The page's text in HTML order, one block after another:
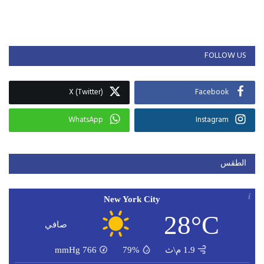
FOLLOW US
Facebook
X (Twitter)
Instagram
WhatsApp
الطقس
New York City
28°C صافي
1.9 م\ث 79%
766
mmHg